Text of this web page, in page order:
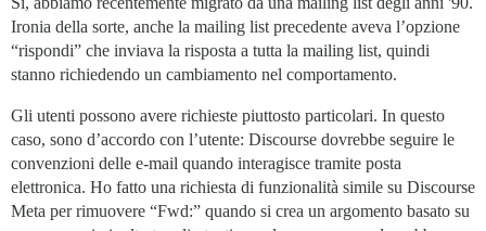
Ironia della sorte, anche la mailing list precedente aveva l’opzione
“rispondi” che inviava la risposta a tutta la mailing list, quindi
stanno richiedendo un cambiamento nel comportamento.
Gli utenti possono avere richieste piuttosto particolari. In questo
caso, sono d’accordo con l’utente: Discourse dovrebbe seguire le
convenzioni delle e-mail quando interagisce tramite posta
elettronica. Ho fatto una richiesta di funzionalità simile su Discourse
Meta per rimuovere “Fwd:” quando si crea un argomento basato su